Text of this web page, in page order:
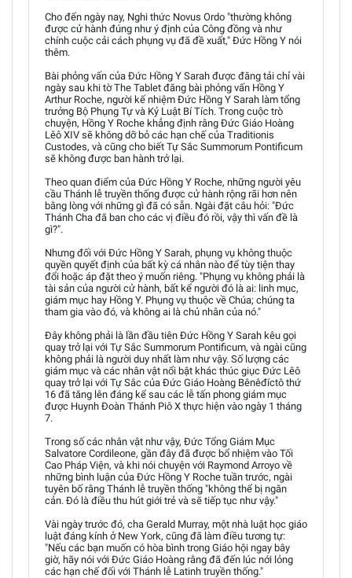
Cho đến ngày nay, Nghi thức Novus Ordo "thường không
được cử hành đúng như ý định của Công đồng và như
chính cuộc cải cách phụng vụ đã đề xuất," Đức Hồng Y nói
thêm.
Bài phỏng vấn của Đức Hồng Y Sarah được đăng tải chỉ vài
ngày sau khi tờ The Tablet đăng bài phỏng vấn Hồng Y
Arthur Roche, người kế nhiệm Đức Hồng Y Sarah làm tổng
trưởng Bộ Phụng Tự và Kỷ Luật Bí Tích. Trong cuộc trò
chuyện, Hồng Y Roche khẳng định rằng Đức Giáo Hoàng
Lêô XIV sẽ không dỡ bỏ các hạn chế của Traditionis
Custodes, và cũng cho biết Tự Sắc Summorum Pontificum
sẽ không được ban hành trở lại.
Theo quan điểm của Đức Hồng Y Roche, những người yêu
cầu Thánh lễ truyền thống được cử hành rộng rãi hơn nên
bằng lòng với những gì đã có sẵn. Ngài đặt câu hỏi: "Đức
Thánh Cha đã ban cho các vị điều đó rồi, vậy thì vấn đề là
gì?".
Nhưng đối với Đức Hồng Y Sarah, phụng vụ không thuộc
quyền quyết định của bất kỳ cá nhân nào để tùy tiện thay
đổi hoặc áp đặt theo ý muốn riêng. "Phụng vụ không phải là
tài sản của người cử hành, bất kể người đó là ai: linh mục,
giám mục hay Hồng Y. Phụng vụ thuộc về Chúa; chúng ta
tham gia vào đó, và không ai là chủ nhân của nó."
Đây không phải là lần đầu tiên Đức Hồng Y Sarah kêu gọi
quay trở lại với Tự Sắc Summorum Pontificum, và ngài cũng
không phải là người duy nhất làm như vậy. Số lượng các
giám mục và các nhân vật nổi bật khác thúc giục Đức Lêô
quay trở lại với Tự Sắc của Đức Giáo Hoàng Bênêđíctô thứ
16 đã tăng lên đáng kể sau các lễ tấn phong giám mục
được Huynh Đoàn Thánh Piô X thực hiện vào ngày 1 tháng
7.
Trong số các nhân vật như vậy, Đức Tổng Giám Mục
Salvatore Cordileone, gần đây đã được bổ nhiệm vào Tối
Cao Pháp Viện, và khi nói chuyện với Raymond Arroyo về
những bình luận của Đức Hồng Y Roche tuần trước, ngài
tuyên bố rằng Thánh lễ truyền thống "không thể bị ngăn
cản. Đó là điều thu hút giới trẻ và sẽ tiếp tục như vậy."
Vài ngày trước đó, cha Gerald Murray, một nhà luật học giáo
luật đáng kính ở New York, cũng đã làm điều tương tự:
"Nếu các bạn muốn có hòa bình trong Giáo hội ngay bây
giờ, hãy nói với Đức Giáo Hoàng rằng đã đến lúc nới lỏng
các hạn chế đối với Thánh lễ Latinh truyền thống."